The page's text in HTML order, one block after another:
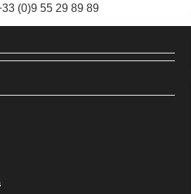
(0)9 55 29 89 89